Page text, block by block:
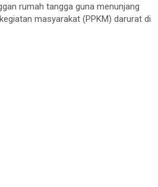
rumah tangga guna menunjang
masyarakat (PPKM) darurat di